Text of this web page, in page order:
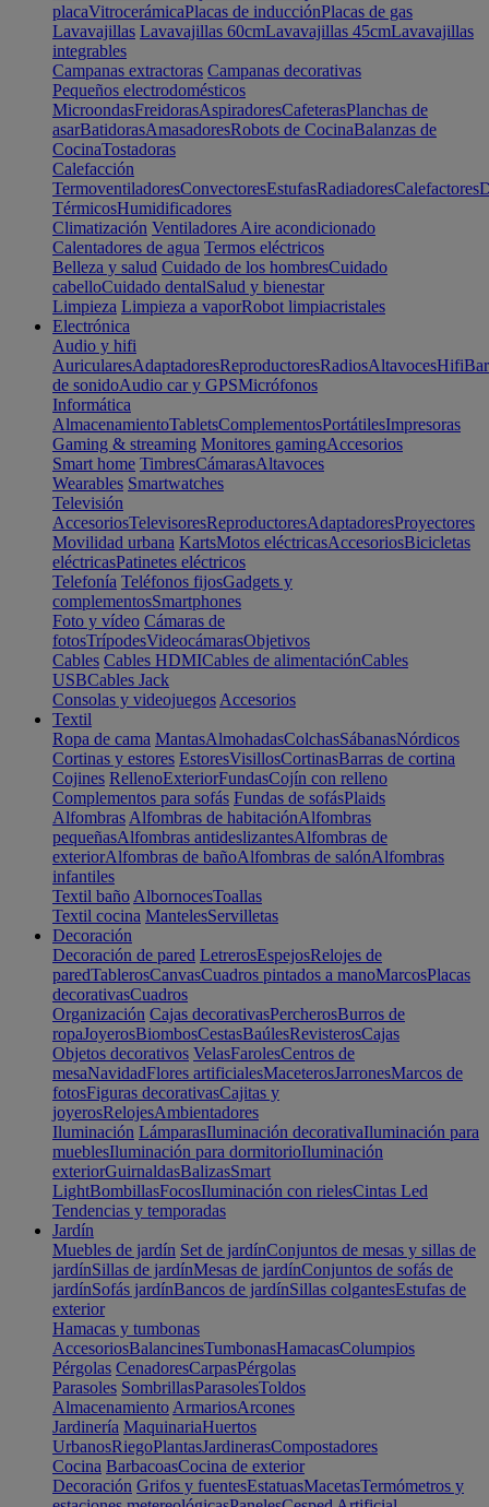
placaVitrocerámicaPlacas de inducciónPlacas de gas
Lavavajillas Lavavajillas 60cmLavavajillas 45cmLavavajillas
integrables
Campanas extractoras Campanas decorativas
Pequeños electrodomésticos
MicroondasFreidorasAspiradoresCafeterasPlanchas de
asarBatidorasAmasadoresRobots de CocinaBalanzas de
CocinaTostadoras
Calefacción
TermoventiladoresConvectoresEstufasRadiadoresCalefactores
TérmicosHumidificadores
Climatización Ventiladores Aire acondicionado
Calentadores de agua Termos eléctricos
Belleza y salud Cuidado de los hombresCuidado
cabelloCuidado dentalSalud y bienestar
Limpieza Limpieza a vaporRobot limpiacristales
Electrónica
Audio y hifi
AuricularesAdaptadoresReproductoresRadiosAltavocesHifi
de sonidoAudio car y GPSMicrófonos
Informática
AlmacenamientoTabletsComplementosPortátilesImpresoras
Gaming & streaming Monitores gamingAccesorios
Smart home TimbresCámarasAltavoces
Wearables Smartwatches
Televisión
AccesoriosTelevisoresReproductoresAdaptadoresProyectores
Movilidad urbana KartsMotos eléctricasAccesoriosBicicletas
eléctricasPatinetes eléctricos
Telefonía Teléfonos fijosGadgets y
complementosSmartphones
Foto y vídeo Cámaras de
fotosTrípodesVideocámarasObjetivos
Cables Cables HDMICables de alimentaciónCables
USBCables Jack
Consolas y videojuegos Accesorios
Textil
Ropa de cama MantasAlmohadasColchasSábanasNórdicos
Cortinas y estores EstoresVisillosCortinasBarras de cortina
Cojines RellenoExteriorFundasCojín con relleno
Complementos para sofás Fundas de sofásPlaids
Alfombras Alfombras de habitaciónAlfombras
pequeñasAlfombras antideslizantesAlfombras de
exteriorAlfombras de bañoAlfombras de salónAlfombras
infantiles
Textil baño AlbornocesToallas
Textil cocina MantelesServilletas
Decoración
Decoración de pared LetrerosEspejosRelojes de
paredTablerosCanvasCuadros pintados a manoMarcosPlacas
decorativasCuadros
Organización Cajas decorativasPercherosBurros de
ropaJoyerosBiombosCestasBaúlesRevisterosCajas
Objetos decorativos VelasFarolesCentros de
mesaNavidadFlores artificialesMaceterosJarronesMarcos de
fotosFiguras decorativasCajitas y
joyerosRelojesAmbientadores
Iluminación LámparasIluminación decorativaIluminación para
mueblesIluminación para dormitorioIluminación
exteriorGuirnaldasBalizasSmart
LightBombillasFocosIluminación con rielesCintas Led
Tendencias y temporadas
Jardín
Muebles de jardín Set de jardínConjuntos de mesas y sillas de
jardínSillas de jardínMesas de jardínConjuntos de sofás de
jardínSofás jardínBancos de jardínSillas colgantesEstufas de
exterior
Hamacas y tumbonas
AccesoriosBalancinesTumbonasHamacasColumpios
Pérgolas CenadoresCarpasPérgolas
Parasoles SombrillasParasolesToldos
Almacenamiento ArmariosArcones
Jardinería MaquinariaHuertos
UrbanosRiegoPlantasJardinerasCompostadores
Cocina BarbacoasCocina de exterior
Decoración Grifos y fuentesEstatuasMacetasTermómetros y